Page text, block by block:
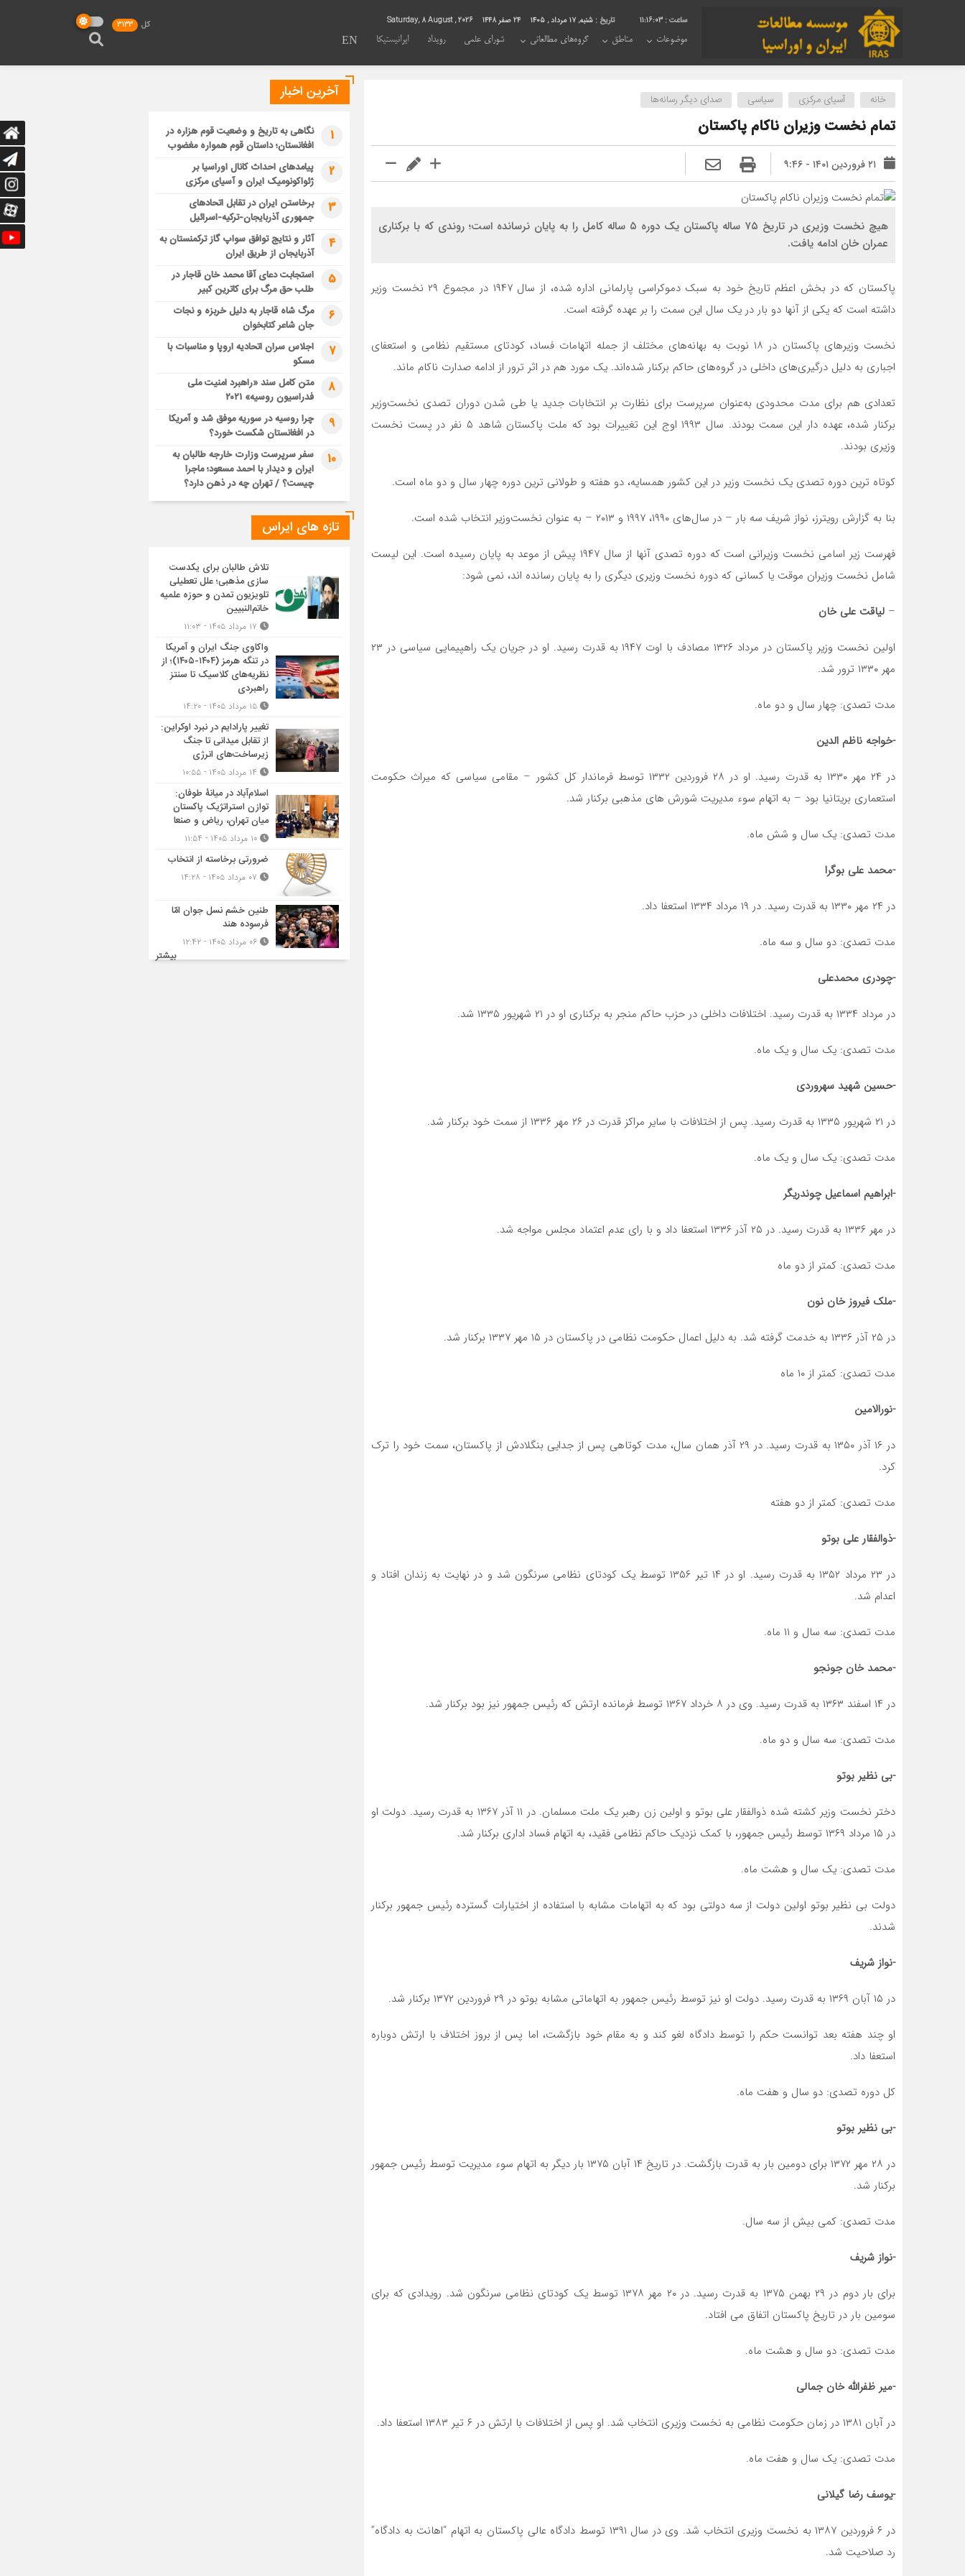
11:16:04 تاریخ : شنبه, ۱۷ مرداد , ۱۴۰۵ 24 صفر 1448
موضوعات
مناطق گروه‌های مطالعاتی شورای علمی رویداد ایرانیستیکا EN
کل 3133
خانه آسیای مرکزی سیاسی صدای دیگر رسانه‌ها
تمام نخست وزیران ناکام پاکستان
۲۱ فروردین ۱۴۰۱ - ۹:۴۶
هیچ نخست وزیری در تاریخ ۷۵ ساله پاکستان یک دوره ۵ ساله کامل را به پایان نرسانده است؛ روندی که با برکناری
عمران خان ادامه یافت.
پاکستان که در بخش اعظم تاریخ خود به سبک دموکراسی پارلمانی اداره شده، از سال ۱۹۴۷ در مجموع ۲۹ نخست وزیر
داشته است که یکی از آنها دو بار در یک سال این سمت را بر عهده گرفته است.
نخست وزیرهای پاکستان در ۱۸ نوبت به بهانه‌های مختلف از جمله اتهامات فساد، کودتای مستقیم نظامی و استعفای
اجباری به دلیل درگیری‌های داخلی در گروه‌های حاکم برکنار شده‌اند. یک مورد هم در اثر ترور از ادامه صدارت ناکام ماند.
تعدادی هم برای مدت محدودی به‌عنوان سرپرست برای نظارت بر انتخابات جدید یا طی شدن دوران تصدی نخست‌وزیر
برکنار شده، عهده دار این سمت بودند. سال ۱۹۹۳ اوج این تغییرات بود که ملت پاکستان شاهد ۵ نفر در پست نخست
وزیری بودند.
کوتاه ترین دوره تصدی یک نخست وزیر در این کشور همسایه، دو هفته و طولانی ترین دوره چهار سال و دو ماه است.
بنا به گزارش رویترز، نواز شریف سه بار – در سال‌های ۱۹۹۰، ۱۹۹۷ و ۲۰۱۳ – به عنوان نخست‌وزیر انتخاب شده است.
فهرست زیر اسامی نخست وزیرانی است که دوره تصدی آنها از سال ۱۹۴۷ پیش از موعد به پایان رسیده است. این لیست
شامل نخست وزیران موقت یا کسانی که دوره نخست وزیری دیگری را به پایان رسانده اند، نمی شود:
– لیاقت علی خان
اولین نخست وزیر پاکستان در مرداد ۱۳۲۶ مصادف با اوت ۱۹۴۷ به قدرت رسید. او در جریان یک راهپیمایی سیاسی در ۲۳
مهر ۱۳۳۰ ترور شد.
مدت تصدی: چهار سال و دو ماه.
-خواجه ناظم الدین
در ۲۴ مهر ۱۳۳۰ به قدرت رسید. او در ۲۸ فروردین ۱۳۳۲ توسط فرماندار کل کشور – مقامی سیاسی که میراث حکومت
استعماری بریتانیا بود – به اتهام سوء مدیریت شورش های مذهبی برکنار شد.
مدت تصدی: یک سال و شش ماه.
-محمد علی بوگرا
در ۲۴ مهر ۱۳۳۰ به قدرت رسید. در ۱۹ مرداد ۱۳۳۴ استعفا داد.
مدت تصدی: دو سال و سه ماه.
-چودری محمدعلی
در مرداد ۱۳۳۴ به قدرت رسید. اختلافات داخلی در حزب حاکم منجر به برکناری او در ۲۱ شهریور ۱۳۳۵ شد.
مدت تصدی: یک سال و یک ماه.
-حسین شهید سهروردی
در ۲۱ شهریور ۱۳۳۵ به قدرت رسید. پس از اختلافات با سایر مراکز قدرت در ۲۶ مهر ۱۳۳۶ از سمت خود برکنار شد.
مدت تصدی: یک سال و یک ماه.
-ابراهیم اسماعیل چوندریگر
در مهر ۱۳۳۶ به قدرت رسید. در ۲۵ آذر ۱۳۳۶ استعفا داد و با رای عدم اعتماد مجلس مواجه شد.
مدت تصدی: کمتر از دو ماه
-ملک فیروز خان نون
در ۲۵ آذر ۱۳۳۶ به خدمت گرفته شد. به دلیل اعمال حکومت نظامی در پاکستان در ۱۵ مهر ۱۳۳۷ برکنار شد.
مدت تصدی: کمتر از ۱۰ ماه
-نورالامین
در ۱۶ آذر ۱۳۵۰ به قدرت رسید. در ۲۹ آذر همان سال، مدت کوتاهی پس از جدایی بنگلادش از پاکستان، سمت خود را ترک
کرد.
مدت تصدی: کمتر از دو هفته
-ذوالفقار علی بوتو
در ۲۳ مرداد ۱۳۵۲ به قدرت رسید. او در ۱۴ تیر ۱۳۵۶ توسط یک کودتای نظامی سرنگون شد و در نهایت به زندان افتاد و
اعدام شد.
مدت تصدی: سه سال و ۱۱ ماه.
-محمد خان جونجو
در ۱۴ اسفند ۱۳۶۳ به قدرت رسید. وی در ۸ خرداد ۱۳۶۷ توسط فرمانده ارتش که رئیس جمهور نیز بود برکنار شد.
مدت تصدی: سه سال و دو ماه.
-بی نظیر بوتو
دختر نخست وزیر کشته شده ذوالفقار علی بوتو و اولین زن رهبر یک ملت مسلمان. در ۱۱ آذر ۱۳۶۷ به قدرت رسید. دولت او
در ۱۵ مرداد ۱۳۶۹ توسط رئیس جمهور، با کمک نزدیک حاکم نظامی فقید، به اتهام فساد اداری برکنار شد.
مدت تصدی: یک سال و هشت ماه.
دولت بی نظیر بوتو اولین دولت از سه دولتی بود که به اتهامات مشابه با استفاده از اختیارات گسترده رئیس جمهور برکنار
شدند.
-نواز شریف
در ۱۵ آبان ۱۳۶۹ به قدرت رسید. دولت او نیز توسط رئیس جمهور به اتهاماتی مشابه بوتو در ۲۹ فروردین ۱۳۷۲ برکنار شد.
او چند هفته بعد توانست حکم را توسط دادگاه لغو کند و به مقام خود بازگشت، اما پس از بروز اختلاف با ارتش دوباره
استعفا داد.
کل دوره تصدی: دو سال و هفت ماه.
-بی نظیر بوتو
در ۲۸ مهر ۱۳۷۲ برای دومین بار به قدرت بازگشت. در تاریخ ۱۴ آبان ۱۳۷۵ بار دیگر به اتهام سوء مدیریت توسط رئیس جمهور
برکنار شد.
مدت تصدی: کمی بیش از سه سال.
-نواز شریف
برای بار دوم در ۲۹ بهمن ۱۳۷۵ به قدرت رسید. در ۲۰ مهر ۱۳۷۸ توسط یک کودتای نظامی سرنگون شد. رویدادی که برای
سومین بار در تاریخ پاکستان اتفاق می افتاد.
مدت تصدی: دو سال و هشت ماه.
-میر ظفرالله خان جمالی
در آبان ۱۳۸۱ در زمان حکومت نظامی به نخست وزیری انتخاب شد. او پس از اختلافات با ارتش در ۶ تیر ۱۳۸۳ استعفا داد.
مدت تصدی: یک سال و هفت ماه.
-یوسف رضا گیلانی
در ۶ فروردین ۱۳۸۷ به نخست وزیری انتخاب شد. وی در سال ۱۳۹۱ توسط دادگاه عالی پاکستان به اتهام “اهانت به دادگاه”
رد صلاحیت شد.
آخرین اخبار
1
نگاهی به تاریخ و وضعیت قوم هزاره در
افغانستان؛ داستان قوم همواره مغضوب
2
پیامدهای احداث کانال اوراسیا بر
ژئواکونومیک ایران و آسیای مرکزی
3
برخاستن ایران در تقابل اتحادهای
جمهوری آذربایجان-ترکیه-اسرائیل
4
آثار و نتایج توافق سواپ گاز ترکمنستان به
آذربایجان از طریق ایران
5
استجابت دعای آقا محمد خان قاجار در
طلب حق مرگ برای کاترین کبیر
6
مرگ شاه قاجار به دلیل خربزه و نجات
جان شاعر کتابخوان
7
اجلاس سران اتحادیه اروپا و مناسبات با
مسکو
8
متن کامل سند «راهبرد امنیت ملی
فدراسیون روسیه» ۲۰۲۱
9
چرا روسیه در سوریه موفق شد و آمریکا
در افغانستان شکست خورد؟
10
سفر سرپرست وزارت خارجه طالبان به
ایران و دیدار با احمد مسعود؛ ماجرا
چیست؟ / تهران چه در ذهن دارد؟
تازه های ایراس
تلاش طالبان برای یکدست
سازی مذهبی؛ علل تعطیلی
تلویزیون تمدن و حوزه علمیه
خاتم‌النبیین
واکاوی جنگ ایران و آمریکا
در تنگه هرمز (۱۴۰۴-۱۴۰۵)؛ از
نظریه‌های کلاسیک تا سنتز
راهبردی
تغییر پارادایم در نبرد اوکراین:
از تقابل میدانی تا جنگ
زیرساخت‌های انرژی
اسلام‌آباد در میانۀ طوفان:
توازن استراتژیک پاکستان
میان تهران، ریاض و صنعا
ضرورتی برخاسته از انتخاب
طنین خشم نسل جوان امّا
فرسوده هند
بیشتر